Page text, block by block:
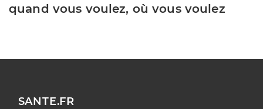
quand vous voulez, où vous voulez
SANTE.FR